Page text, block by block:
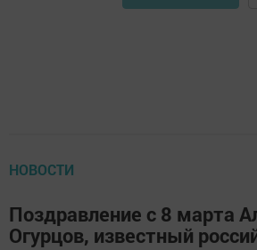
НОВОСТИ
Поздравление с 8 марта
Огурцов, известный